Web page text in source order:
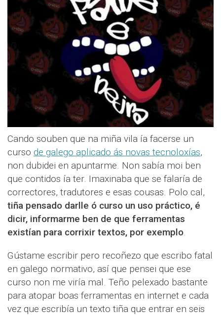
Cando souben que na miña vila ía facerse un
curso de galego aplicado ás novas tecnoloxías,
non dubidei en apuntarme. Non sabía moi ben
que contidos ía ter. Imaxinaba que se falaría de
correctores, tradutores e esas cousas. Polo cal,
tiña pensado darlle ó curso un uso práctico, é
dicir, informarme ben de que ferramentas
existían para corrixir textos, por exemplo.
Gústame escribir pero recoñezo que escribo fatal
en galego normativo, así que pensei que ese
curso non me viría mal. Teño pelexado bastante
para atopar boas ferramentas en internet e cada
vez que escribía un texto tiña que entrar en seis